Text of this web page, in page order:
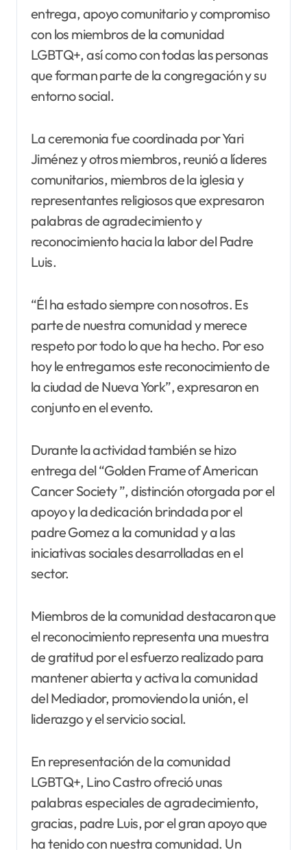
entrega, apoyo comunitario y compromiso
con los miembros de la comunidad
LGBTQ+, así como con todas las personas
que forman parte de la congregación y su
entorno social.
La ceremonia fue coordinada por Yari
Jiménez y otros miembros, reunió a líderes
comunitarios, miembros de la iglesia y
representantes religiosos que expresaron
palabras de agradecimiento y
reconocimiento hacia la labor del Padre
Luis.
“Él ha estado siempre con nosotros. Es
parte de nuestra comunidad y merece
respeto por todo lo que ha hecho. Por eso
hoy le entregamos este reconocimiento de
la ciudad de Nueva York”, expresaron en
conjunto en el evento.
Durante la actividad también se hizo
entrega del “Golden Frame of American
Cancer Society ”, distinción otorgada por el
apoyo y la dedicación brindada por el
padre Gomez a la comunidad y a las
iniciativas sociales desarrolladas en el
sector.
Miembros de la comunidad destacaron que
el reconocimiento representa una muestra
de gratitud por el esfuerzo realizado para
mantener abierta y activa la comunidad
del Mediador, promoviendo la unión, el
liderazgo y el servicio social.
En representación de la comunidad
LGBTQ+, Lino Castro ofreció unas
palabras especiales de agradecimiento,
gracias, padre Luis, por el gran apoyo que
ha tenido con nuestra comunidad. Un